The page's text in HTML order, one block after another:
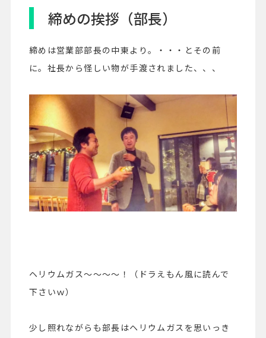
締めの挨拶（部長）
締めは営業部部長の中東より。・・・とその前
に。社長から怪しい物が手渡されました、、、
ヘリウムガス～～～～！（ドラえもん風に読んで
下さいｗ）
少し照れながらも部長はヘリウムガスを思いっき